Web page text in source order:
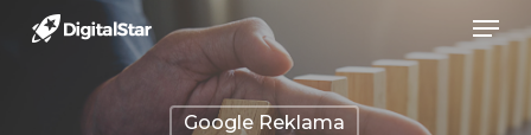
Skip
Menu
Google Reklama